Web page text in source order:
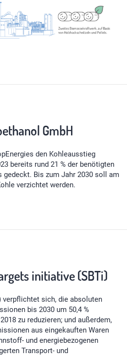
GmbH
den Kohleausstieg
bereits rund 21 % der benötigten
gedeckt. Bis zum Jahr 2030 soll am
verzichtet werden.
initiative (SBTi)
verpflichtet sich, die absoluten
bis 2030 um 50,4 %
zu reduzieren; und außerdem,
aus eingekauften Waren
und energiebezogenen
Transport- und